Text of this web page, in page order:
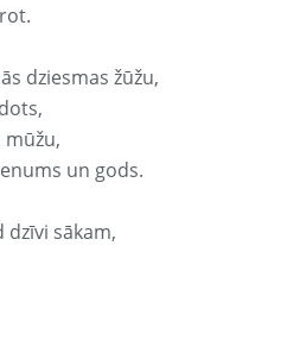
dziesmas žūžu,
mūžu,
un gods.
dzīvi sākam,